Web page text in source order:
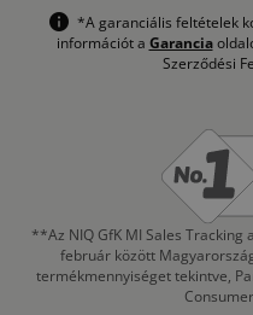
*A garanciális feltételek
információt a Garancia
Szerződési
**Az NIQ GfK MI Sales
február között
termékmennyiséget tekintve,